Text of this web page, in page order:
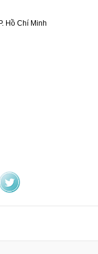
Hồ Chí Minh